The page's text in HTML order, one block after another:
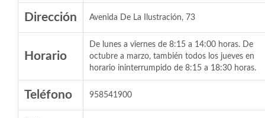
Dirección Avenida De La Ilustración, 73
Horario
De lunes a viernes de 8:15 a 14:00 horas. De
octubre a marzo, también todos los jueves en
horario ininterrumpido de 8:15 a 18:30 horas.
Teléfono 958541900